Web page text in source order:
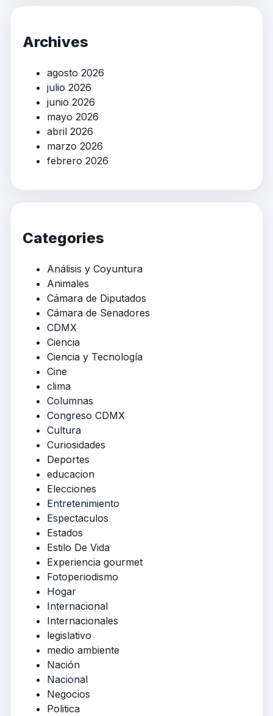
Archives
agosto 2026
julio 2026
junio 2026
mayo 2026
abril 2026
marzo 2026
febrero 2026
Categories
Análisis y Coyuntura
Animales
Cámara de Diputados
Cámara de Senadores
CDMX
Ciencia
Ciencia y Tecnología
Cine
clima
Columnas
Congreso CDMX
Cultura
Curiosidades
Deportes
educacion
Elecciones
Entretenimiento
Espectaculos
Estados
Estilo De Vida
Experiencia gourmet
Fotoperiodismo
Hogar
Internacional
Internacionales
legislativo
medio ambiente
Nación
Nacional
Negocios
Politica